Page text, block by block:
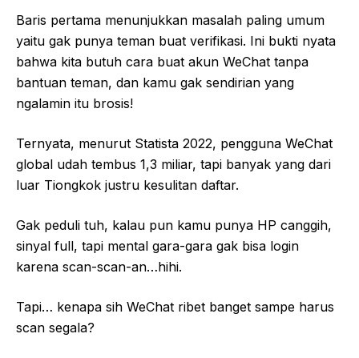
Baris pertama menunjukkan masalah paling umum
yaitu gak punya teman buat verifikasi. Ini bukti nyata
bahwa kita butuh cara buat akun WeChat tanpa
bantuan teman, dan kamu gak sendirian yang
ngalamin itu brosis!
Ternyata, menurut Statista 2022, pengguna WeChat
global udah tembus 1,3 miliar, tapi banyak yang dari
luar Tiongkok justru kesulitan daftar.
Gak peduli tuh, kalau pun kamu punya HP canggih,
sinyal full, tapi mental gara-gara gak bisa login
karena scan-scan-an…hihi.
Tapi… kenapa sih WeChat ribet banget sampe harus
scan segala?